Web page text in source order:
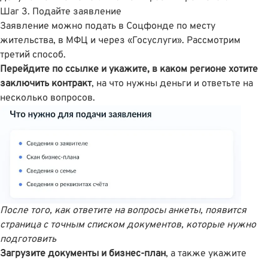
Шаг 3. Подайте заявление
Заявление можно подать в Соцфонде по месту
жительства, в МФЦ и через «Госуслуги». Рассмотрим
третий способ.
Перейдите по ссылке и укажите, в каком регионе хотите
заключить контракт, на что нужны деньги и ответьте на
несколько вопросов.
После того, как ответите на вопросы анкеты, появится
страница с точным списком документов, которые нужно
подготовить
Загрузите документы и бизнес-план, а также укажите